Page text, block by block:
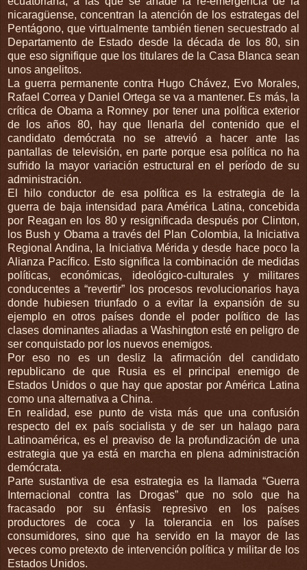
nicaragüense, concentran la atención de los estrategas del
Pentágono, que virtualmente también tienen secuestrado al
Departamento de Estado desde la década de los 80, sin
que eso signifique que los titulares de la Casa Blanca sean
unos angelitos.
La guerra permanente contra Hugo Chávez, Evo Morales,
Rafael Correa y Daniel Ortega se va a mantener. Es más, la
crítica de Obama a Romney por tener una política exterior
de los años 80, hay que llenarla del contenido que el
candidato demócrata no se atrevió a hacer ante las
pantallas de televisión, en parte porque esa política no ha
sufrido la mayor variación estructural en el período de su
administración.
El hilo conductor de esa política es la estrategia de la
guerra de baja intensidad para América Latina, concebida
por Reagan en los 80 y resignificada después por Clinton,
los Bush y Obama a través del Plan Colombia, la Iniciativa
Regional Andina, la Iniciativa Mérida y desde hace poco la
Alianza Pacífico. Esto significa la combinación de medidas
políticas, económicas, ideológico-culturales y militares
conducentes a “revertir” los procesos revolucionarios haya
donde hubiesen triunfado o a evitar la expansión de su
ejemplo en otros países donde el poder político de las
clases dominantes aliadas a Washington esté en peligro de
ser conquistado por los nuevos enemigos.
Por eso no es un desliz la afirmación del candidato
republicano de que Rusia es el principal enemigo de
Estados Unidos o que hay que apostar por América Latina
como una alternativa a China.
En realidad, ese punto de vista más que una confusión
respecto del ex país socialista y de ser un halago para
Latinoamérica, es el preaviso de la profundización de una
estrategia que ya está en marcha en plena administración
demócrata.
Parte sustantiva de esa estrategia es la llamada “Guerra
Internacional contra las Drogas” que no solo que ha
fracasado por su énfasis represivo en los países
productores de coca y la tolerancia en los países
consumidores, sino que ha servido en la mayor de las
veces como pretexto de intervención política y militar de los
Estados Unidos.